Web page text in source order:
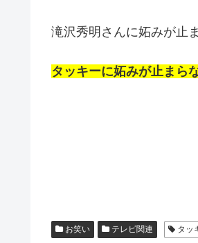
滝沢秀明さんに妬みが止
タッキーに妬みが止まら
お笑い テレビ関連 タッ